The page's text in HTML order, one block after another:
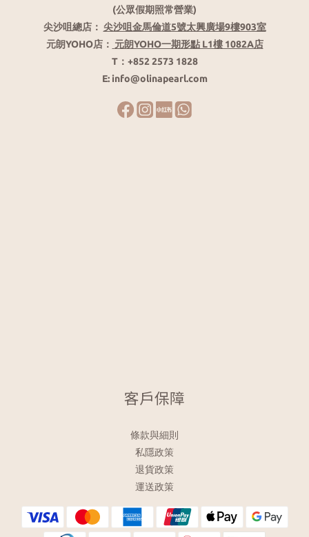
(公眾假期照常營業)
尖沙咀總店： 尖沙咀金馬倫道5號太興廣場9樓903室
元朗YOHO店： 元朗YOHO一期形點 L1樓 1082A店
T：+852 2573 1828
E: info@olinapearl.com
客戶保障
條款與細則
私隱政策
退貨政策
運送政策